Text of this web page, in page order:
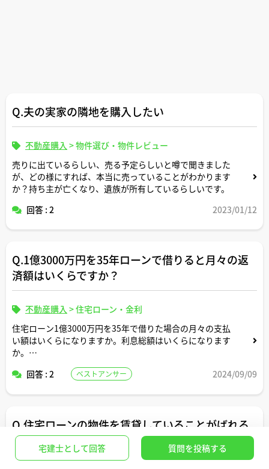
Q.夫の実家の隣地を購入したい
不動産購入 >物件選び・物件レビュー
売りに出ているらしい、売る予定らしいと噂で聞きました
が、どの様にすれば、本当に売っていることがわかります
か？持ち主が亡くなり、遺族が所有しているらしいです。
回答 : 2
2023/01/12
Q.1億3000万円を35年ローンで借りると月々の返
済額はいくらですか？
不動産購入 >住宅ローン・金利
住宅ローン1億3000万円を35年で借りた場合の月々の支払
い額はいくらになりますか。利息総額はいくらになります
か。
返済条件や金利条件等は適当な形で設定していただいて構
回答 : 2 ベストアンサー 2024/09/09
Q.住宅ローンの物件を賃貸していることがばれる
原因は何？
宅建士として回答 質問を投稿する